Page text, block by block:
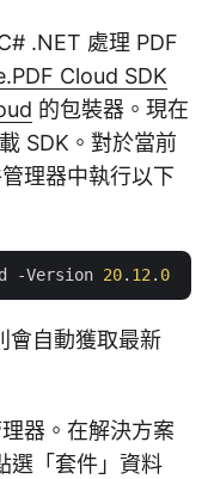
.NET 處理 PDF
Cloud SDK
的包裝器。現在
SDK。對於當前
理器中執行以下
-Version 20. 12. 0
會自動獲取最新
器。在解決方案
選「套件」資料